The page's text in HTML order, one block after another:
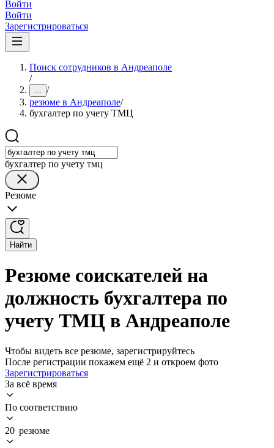
Войти
Войти
Зарегистрироваться
Поиск сотрудников в Андреаполе
/
... /
резюме в Андреаполе/
бухгалтер по учету ТМЦ
бухгалтер по учету тмц
Резюме
Найти
Резюме соискателей на
должность бухгалтера по
учету ТМЦ в Андреаполе
Чтобы видеть все резюме, зарегистрируйтесь
После регистрации покажем ещё 2 и откроем фото
Зарегистрироваться
За всё время
По соответствию
20 резюме